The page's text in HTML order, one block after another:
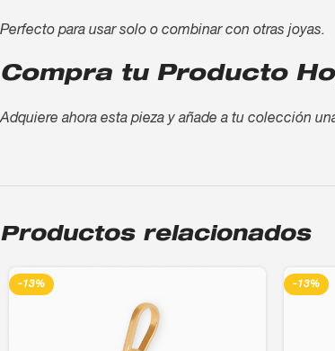
Perfecto para usar solo o combinar con otras joyas.
Compra tu Producto
Adquiere ahora esta pieza y añade a tu colección
Productos relacionados
-13% -13%